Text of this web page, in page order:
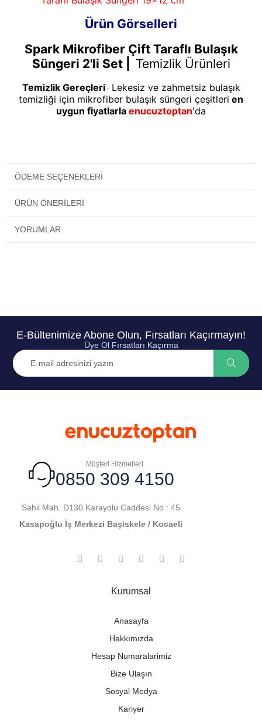
Ürün Görselleri
Spark Mikrofiber Çift Taraflı Bulaşık
Süngeri 2'li Set |
Temizlik Ürünleri
Temizlik Gereçleri- Lekesiz ve zahmetsiz bulaşık
temizliği için mikrofiber bulaşık süngeri çeşitleri en
uygun fiyatlarla enucuztoptan'da
ÖDEME SEÇENEKLERI
ÜRÜN ÖNERILERI
YORUMLAR
E-Bültenimize Abone Olun, Fırsatları Kaçırmayın!
Üye Ol Fırsatları Kaçırma
Müşteri Hizmetleri
0850 309 4150
Sahil Mah. D130 Karayolu Caddesi No : 45
Kasapoğlu İş Merkezi Başiskele / Kocaeli
Kurumsal
Anasayfa
Hakkımızda
Hesap Numaralarimiz
Bize Ulaşın
Sosyal Medya
Kariyer